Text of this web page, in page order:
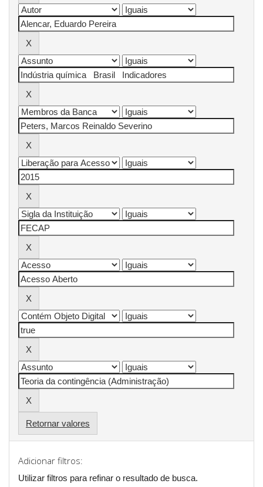
Retornar valores
Adicionar filtros:
Utilizar filtros para refinar o resultado de busca.